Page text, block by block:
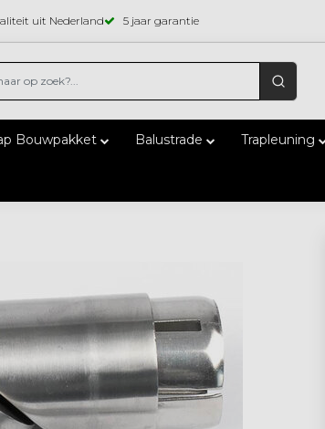
uit Nederland 5 jaar garantie
Bouwpakket Balustrade Trapleuning